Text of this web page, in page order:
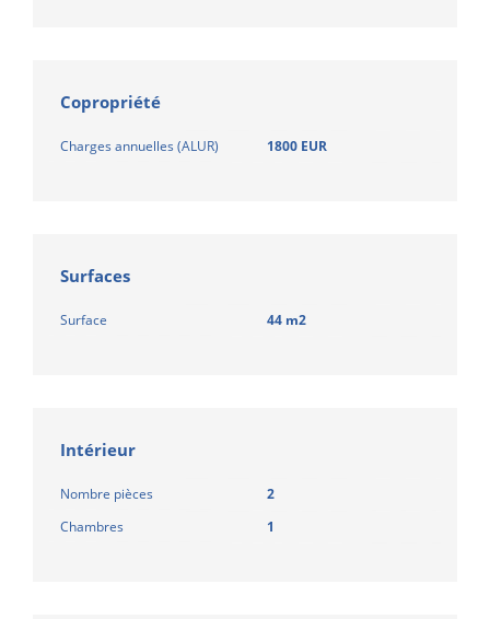
Copropriété
Charges annuelles (ALUR) 1800 EUR
Surfaces
Surface 44 m2
Intérieur
Nombre pièces
2
Chambres
1